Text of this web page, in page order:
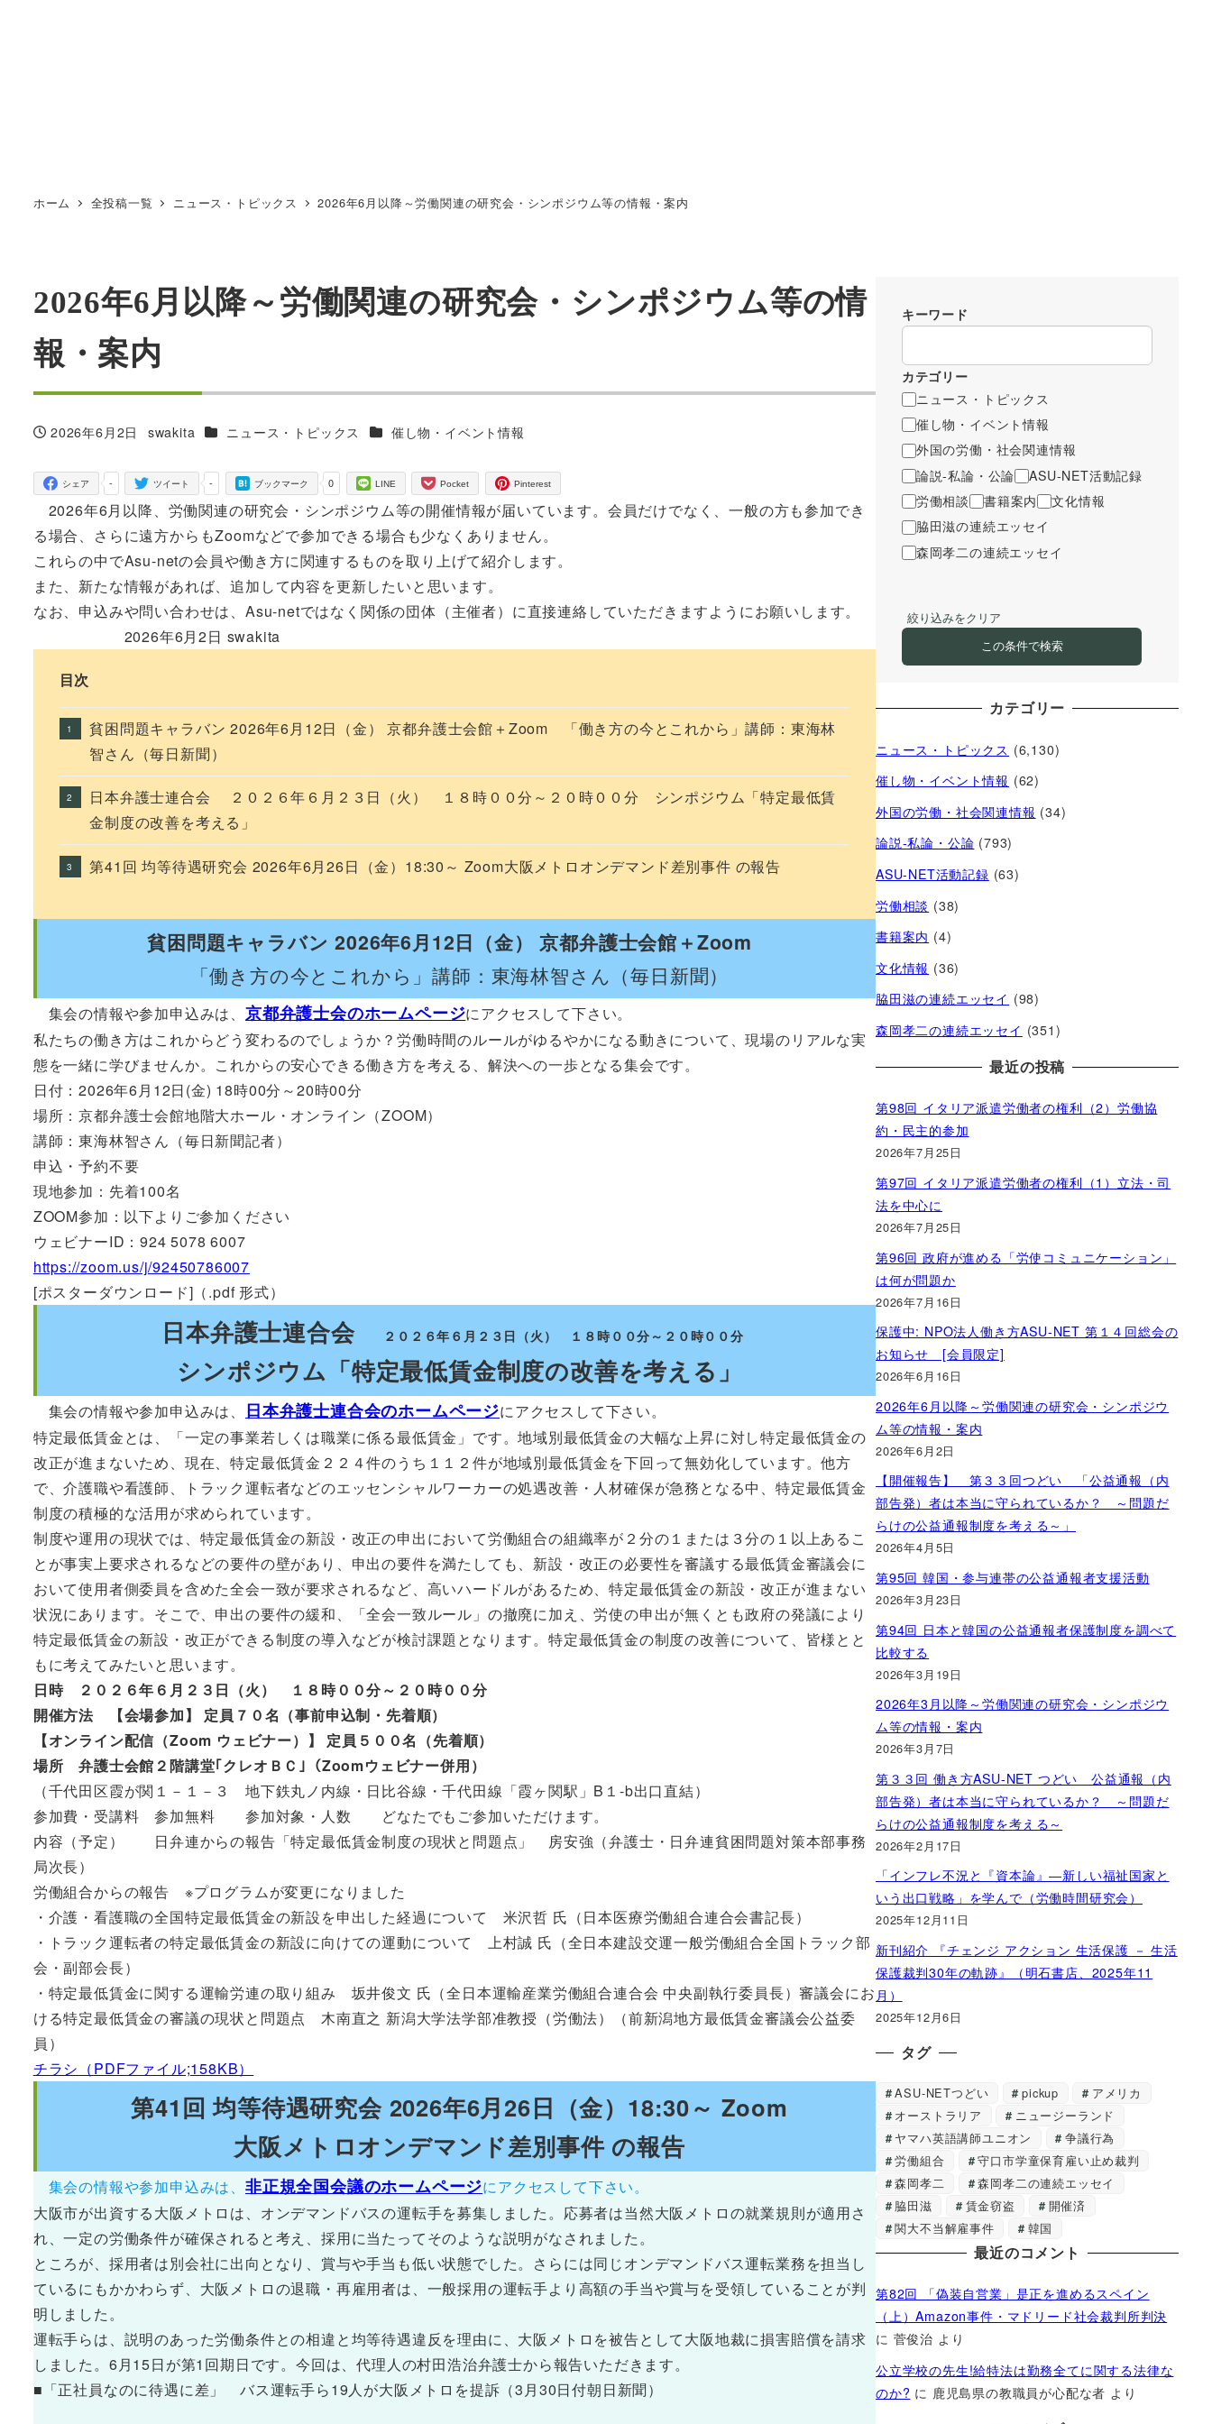
ホーム 全投稿一覧 ニュース・トピックス 2026年6月以降～労働関連の研究会・シンポジウム等の情報・案内
2026年6月以降～労働関連の研究会・シンポジウム等の情
報・案内
投稿日
2026年6月2日
著
swakita カテゴリー
ニュース・トピックス カテゴリー
催し物・イベント情報
-
シェア -
ツイート 0
ブックマーク LINE Pocket Pinterest
2026年6月以降、労働関連の研究会・シンポジウム等の開催情報が届いています。会員だけでなく、一般の方も参加でき
る場合、さらに遠方からもZoomなどで参加できる場合も少なくありません。
これらの中でAsu-netの会員や働き方に関連するものを取り上げて紹介します。
また、新たな情報があれば、追加して内容を更新したいと思います。
なお、申込みや問い合わせは、Asu-netではなく関係の団体（主催者）に直接連絡していただきますようにお願いします。
2026年6月2日 swakita
目次
貧困問題キャラバン 2026年6月12日（金） 京都弁護士会館＋Zoom 「働き方の今とこれから」講師：東海林
智さん（毎日新聞）
日本弁護士連合会 ２０２６年６月２３日（火） １８時００分～２０時００分 シンポジウム「特定最低賃
金制度の改善を考える」
第41回 均等待遇研究会 2026年6月26日（金）18:30～ Zoom大阪メトロオンデマンド差別事件 の報告
貧困問題キャラバン 2026年6月12日（金） 京都弁護士会館＋Zoom
「働き方の今とこれから」講師：東海林智さん（毎日新聞）
集会の情報や参加申込みは、 京都弁護士会のホームページにアクセスして下さい。
私たちの働き方はこれからどう変わるのでしょうか？労働時間のルールがゆるやかになる動きについて、現場のリアルな実
態を一緒に学びませんか。これからの安心できる働き方を考える、解決への一歩となる集会です。
日付：2026年6月12日(金) 18時00分～20時00分
場所：京都弁護士会館地階大ホール・オンライン（ZOOM）
講師：東海林智さん（毎日新聞記者）
申込・予約不要
現地参加：先着100名
ZOOM参加：以下よりご参加ください
ウェビナーID：924 5078 6007
https://zoom.us/j/92450786007
[ポスターダウンロード]（.pdf 形式）
日本弁護士連合会 ２０２６年６月２３日（火） １８時００分～２０時００分
シンポジウム「特定最低賃金制度の改善を考える」
集会の情報や参加申込みは、 日本弁護士連合会のホームページにアクセスして下さい。
特定最低賃金とは、「一定の事業若しくは職業に係る最低賃金」です。地域別最低賃金の大幅な上昇に対し特定最低賃金の
改正が進まないため、現在、特定最低賃金２２４件のうち１１２件が地域別最低賃金を下回って無効化しています。他方
で、介護職や看護師、トラック運転者などのエッセンシャルワーカーの処遇改善・人材確保が急務となる中、特定最低賃金
制度の積極的な活用が求められています。
制度や運用の現状では、特定最低賃金の新設・改正の申出において労働組合の組織率が２分の１または３分の１以上あるこ
とが事実上要求されるなどの要件の壁があり、申出の要件を満たしても、新設・改正の必要性を審議する最低賃金審議会に
おいて使用者側委員を含めた全会一致が要求されるなど、高いハードルがあるため、特定最低賃金の新設・改正が進まない
状況にあります。そこで、申出の要件の緩和、「全会一致ルール」の撤廃に加え、労使の申出が無くとも政府の発議により
特定最低賃金の新設・改正ができる制度の導入などが検討課題となります。特定最低賃金の制度の改善について、皆様とと
もに考えてみたいと思います。
日時 ２０２６年６月２３日（火） １８時００分～２０時００分
開催方法 【会場参加】 定員７０名（事前申込制・先着順）
【オンライン配信（Zoom ウェビナー）】 定員５００名（先着順）
場所 弁護士会館２階講堂｢クレオＢＣ｣（Zoomウェビナー併用）
（千代田区霞が関１－１－３ 地下鉄丸ノ内線・日比谷線・千代田線「霞ヶ関駅」B１-b出口直結）
参加費・受講料 参加無料 参加対象・人数 どなたでもご参加いただけます。
内容（予定） 日弁連からの報告「特定最低賃金制度の現状と問題点」 房安強（弁護士・日弁連貧困問題対策本部事務
局次長）
労働組合からの報告 ※プログラムが変更になりました
・介護・看護職の全国特定最低賃金の新設を申出した経過について 米沢哲 氏（日本医療労働組合連合会書記長）
・トラック運転者の特定最低賃金の新設に向けての運動について 上村誠 氏（全日本建設交運一般労働組合全国トラック部
会・副部会長）
・特定最低賃金に関する運輸労連の取り組み 坂井俊文 氏（全日本運輸産業労働組合連合会 中央副執行委員長）審議会にお
ける特定最低賃金の審議の現状と問題点 木南直之 新潟大学法学部准教授（労働法）（前新潟地方最低賃金審議会公益委
員）
チラシ（PDFファイル;158KB）
第41回 均等待遇研究会 2026年6月26日（金）18:30～ Zoom
大阪メトロオンデマンド差別事件 の報告
集会の情報や参加申込みは、 非正規全国会議のホームページにアクセスして下さい。
大阪市が出資する大阪メトロは、オンデマンドバスの運転手を募集しました。応募者は当然大阪メトロの就業規則が適用さ
れ、一定の労働条件が確保されると考え、採用に当たってそのような説明がなされました。
ところが、採用者は別会社に出向となり、賞与や手当も低い状態でした。さらには同じオンデマンドバス運転業務を担当し
ているにもかかわらず、大阪メトロの退職・再雇用者は、一般採用の運転手より高額の手当や賞与を受領していることが判
明しました。
運転手らは、説明のあった労働条件との相違と均等待遇違反を理由に、大阪メトロを被告として大阪地裁に損害賠償を請求
しました。6月15日が第1回期日です。今回は、代理人の村田浩治弁護士から報告いただきます。
■「正社員なのに待遇に差」 バス運転手ら19人が大阪メトロを提訴（3月30日付朝日新聞）
キーワード
カテゴリー
ニュース・トピックス
催し物・イベント情報
外国の労働・社会関連情報
論説-私論・公論
ASU-NET活動記録
労働相談
書籍案内
文化情報
脇田滋の連続エッセイ
森岡孝二の連続エッセイ
絞り込みをクリア
この条件で検索
カテゴリー
ニュース・トピックス (6,130)
催し物・イベント情報 (62)
外国の労働・社会関連情報 (34)
論説-私論・公論 (793)
ASU-NET活動記録 (63)
労働相談 (38)
書籍案内 (4)
文化情報 (36)
脇田滋の連続エッセイ (98)
森岡孝二の連続エッセイ (351)
最近の投稿
第98回 イタリア派遣労働者の権利（2）労働協
約・民主的参加
2026年7月25日
第97回 イタリア派遣労働者の権利（1）立法・司
法を中心に
2026年7月25日
第96回 政府が進める「労使コミュニケーション」
は何が問題か
2026年7月16日
保護中: NPO法人働き方ASU-NET 第１４回総会の
お知らせ [会員限定]
2026年6月16日
2026年6月以降～労働関連の研究会・シンポジウ
ム等の情報・案内
2026年6月2日
【開催報告】 第３３回つどい 「公益通報（内
部告発）者は本当に守られているか？ ～問題だ
らけの公益通報制度を考える～」
2026年4月5日
第95回 韓国・参与連帯の公益通報者支援活動
2026年3月23日
第94回 日本と韓国の公益通報者保護制度を調べて
比較する
2026年3月19日
2026年3月以降～労働関連の研究会・シンポジウ
ム等の情報・案内
2026年3月7日
第３３回 働き方ASU-NET つどい 公益通報（内
部告発）者は本当に守られているか？ ～問題だ
らけの公益通報制度を考える～
2026年2月17日
「インフレ不況と『資本論』―新しい福祉国家と
いう出口戦略」を学んで（労働時間研究会）
2025年12月11日
新刊紹介 『チェンジ アクション 生活保護 － 生活
保護裁判30年の軌跡』（明石書店、2025年11
月）
2025年12月6日
タグ
ASU-NETつどい pickup
アメリカ
オーストラリア
ニュージーランド
ヤマハ英語講師ユニオン
争議行為
労働組合
守口市学童保育雇い止め裁判
森岡孝二
森岡孝二の連続エッセイ
脇田滋
賃金窃盗
開催済
関大不当解雇事件
韓国
最近のコメント
第82回 「偽装自営業」是正を進めるスペイン
（上）Amazon事件・マドリード社会裁判所判決
に 菅俊治 より
公立学校の先生!給特法は勤務全てに関する法律な
のか? に 鹿児島県の教職員が心配な者 より